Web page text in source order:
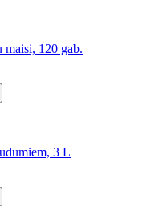
maisi, 120 gab.
3 L